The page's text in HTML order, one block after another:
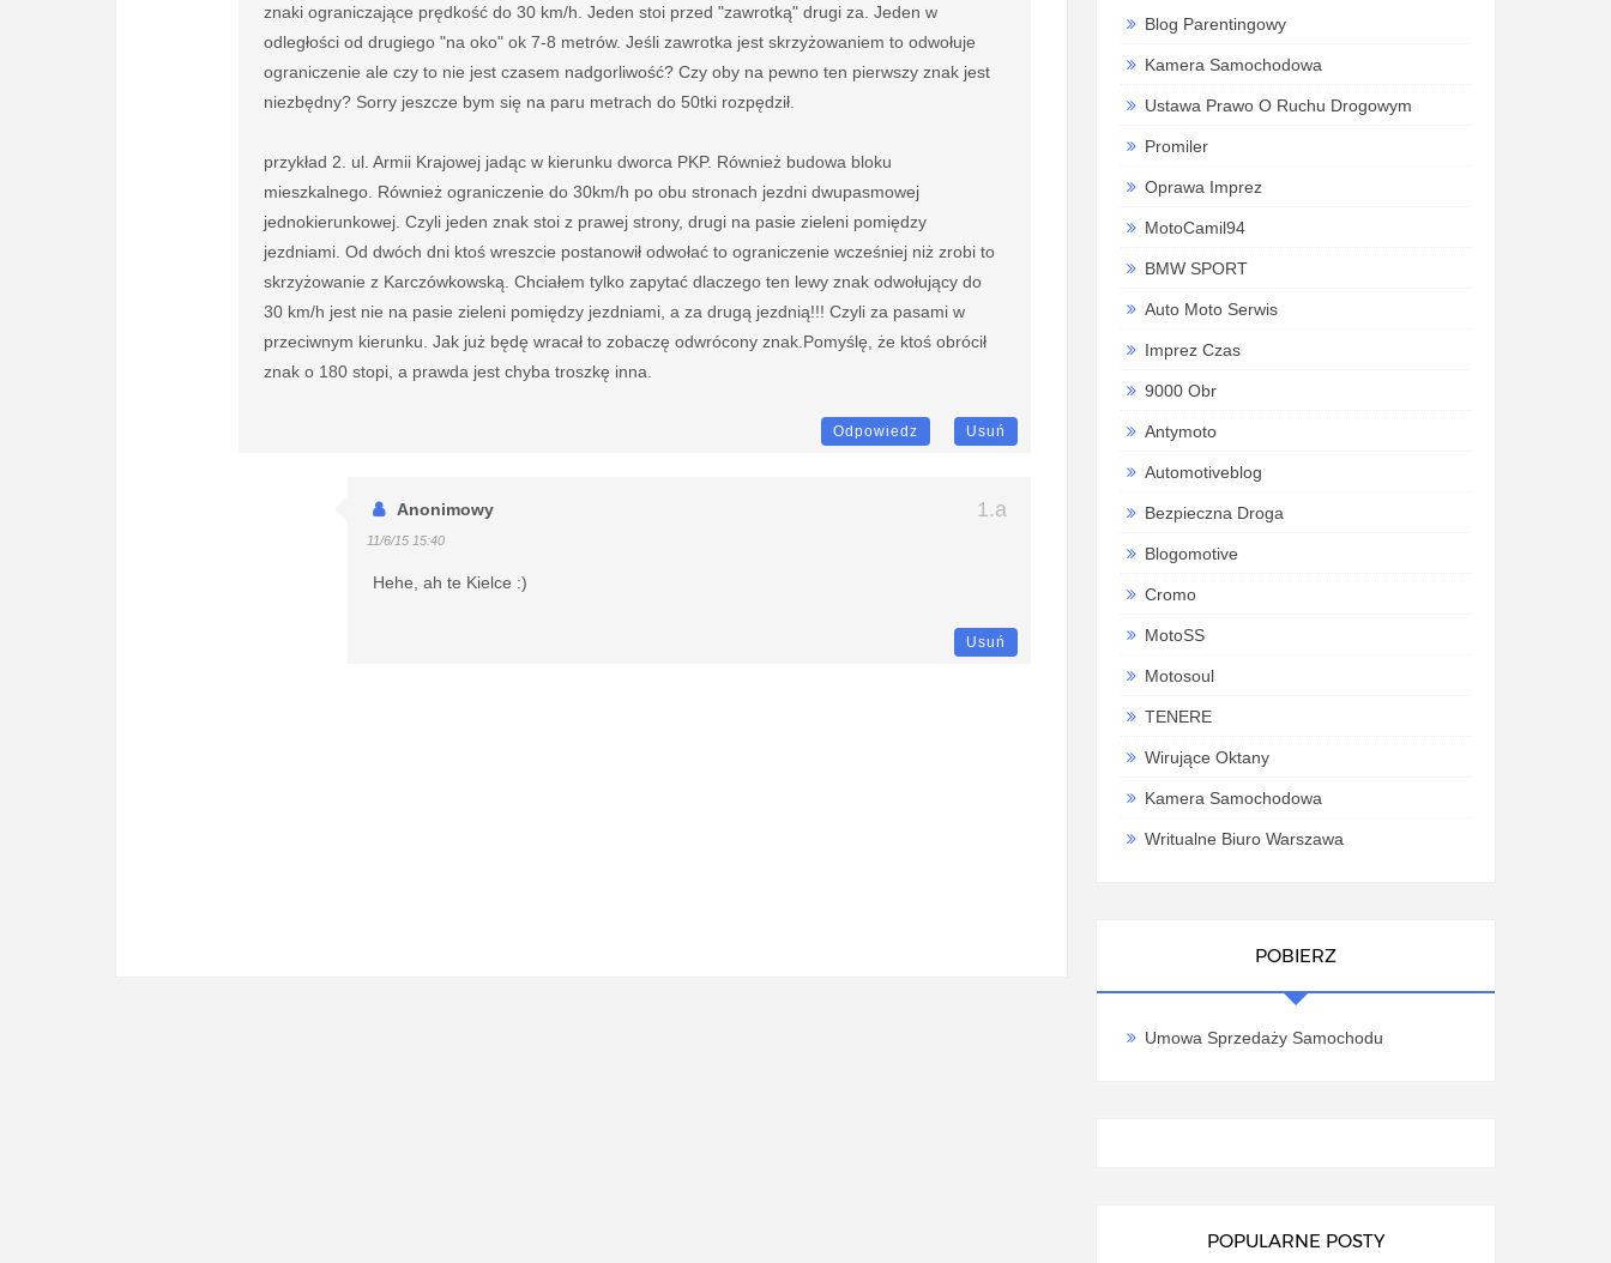
znaki ograniczające prędkość do 30 km/h. Jeden stoi przed "zawrotką" drugi za. Jeden w
odległości od drugiego "na oko" ok 7-8 metrów. Jeśli zawrotka jest skrzyżowaniem to odwołuje
ograniczenie ale czy to nie jest czasem nadgorliwość? Czy oby na pewno ten pierwszy znak jest
niezbędny? Sorry jeszcze bym się na paru metrach do 50tki rozpędził.
przykład 2. ul. Armii Krajowej jadąc w kierunku dworca PKP. Również budowa bloku
mieszkalnego. Również ograniczenie do 30km/h po obu stronach jezdni dwupasmowej
jednokierunkowej. Czyli jeden znak stoi z prawej strony, drugi na pasie zieleni pomiędzy
jezdniami. Od dwóch dni ktoś wreszcie postanowił odwołać to ograniczenie wcześniej niż zrobi to
skrzyżowanie z Karczówkowską. Chciałem tylko zapytać dlaczego ten lewy znak odwołujący do
30 km/h jest nie na pasie zieleni pomiędzy jezdniami, a za drugą jezdnią!!! Czyli za pasami w
przeciwnym kierunku. Jak już będę wracał to zobaczę odwrócony znak.Pomyślę, że ktoś obrócił
znak o 180 stopi, a prawda jest chyba troszkę inna.
Odpowiedz Usuń
Anonimowy
11/6/15 15:40
Hehe, ah te Kielce :)
Usuń
Blog Parentingowy
Kamera Samochodowa
Ustawa Prawo O Ruchu Drogowym
Promiler
Oprawa Imprez
MotoCamil94
BMW SPORT
Auto Moto Serwis
Imprez Czas
9000 Obr
Antymoto
Automotiveblog
Bezpieczna Droga
Blogomotive
Cromo
MotoSS
Motosoul
TENERE
Wirujące Oktany
Kamera Samochodowa
Writualne Biuro Warszawa
POBIERZ
Umowa Sprzedaży Samochodu
POPULARNE POSTY